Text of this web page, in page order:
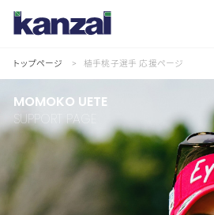
トップページ 植手桃子選手 応援ページ
MOMOKO UETE
SUPPORT PAGE